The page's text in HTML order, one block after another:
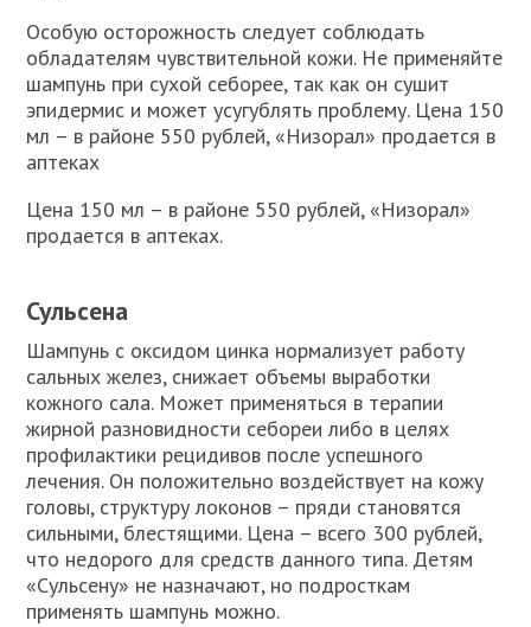
Особую осторожность следует соблюдать
обладателям чувствительной кожи. Не применяйте
шампунь при сухой себорее, так как он сушит
эпидермис и может усугублять проблему. Цена 150
мл – в районе 550 рублей, «Низорал» продается в
аптеках
Цена 150 мл – в районе 550 рублей, «Низорал»
продается в аптеках.
Сульсена
Шампунь с оксидом цинка нормализует работу
сальных желез, снижает объемы выработки
кожного сала. Может применяться в терапии
жирной разновидности себореи либо в целях
профилактики рецидивов после успешного
лечения. Он положительно воздействует на кожу
головы, структуру локонов – пряди становятся
сильными, блестящими. Цена – всего 300 рублей,
что недорого для средств данного типа. Детям
«Сульсену» не назначают, но подросткам
применять шампунь можно.